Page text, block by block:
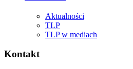
Aktualności
TLP
TLP w mediach
Kontakt